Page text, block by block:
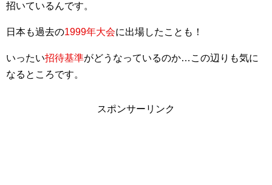
招いているんです。
日本も過去の1999年大会に出場したことも！
いったい招待基準がどうなっているのか…この辺りも気に
なるところです。
スポンサーリンク